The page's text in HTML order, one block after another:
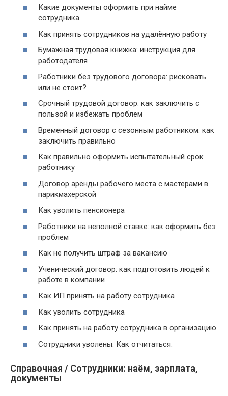
Какие документы оформить при найме
сотрудника
Как принять сотрудников на удалённую работу
Бумажная трудовая книжка: инструкция для
работодателя
Работники без трудового договора: рисковать
или не стоит?
Срочный трудовой договор: как заключить с
пользой и избежать проблем
Временный договор с сезонным работником: как
заключить правильно
Как правильно оформить испытательный срок
работнику
Договор аренды рабочего места с мастерами в
парикмахерской
Как уволить пенсионера
Работники на неполной ставке: как оформить без
проблем
Как не получить штраф за вакансию
Ученический договор: как подготовить людей к
работе в компании
Как ИП принять на работу сотрудника
Как уволить сотрудника
Как принять на работу сотрудника в организацию
Сотрудники уволены. Как отчитаться.
Справочная / Сотрудники: наём, зарплата,
документы